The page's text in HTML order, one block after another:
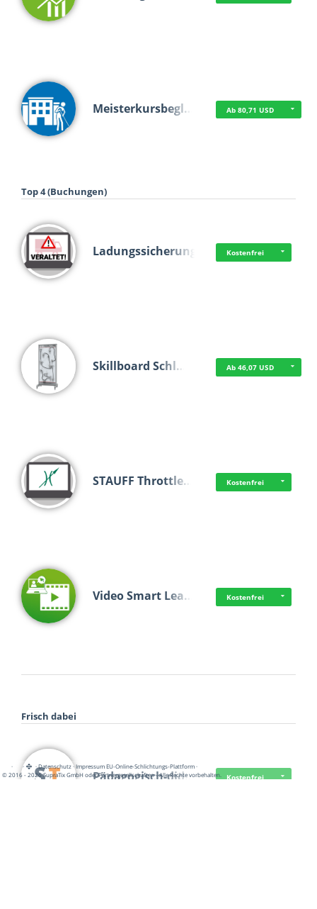
Meisterkursbegl… Ab 80,71 USD
Top 4 (Buchungen)
Ladungssicherung Kostenfrei
Skillboard Schl… Ab 46,07 USD
STAUFF Throttle… Kostenfrei
Video Smart Lea… Kostenfrei
Frisch dabei
Pädagogisch-did… Kostenfrei
· · ·Datenschutz·Impressum EU-Online-Schlichtungs-Plattform·
© 2016 - 2026 SupraTix GmbH oder Partnergesellschaften - Alle Rechte vorbehalten.